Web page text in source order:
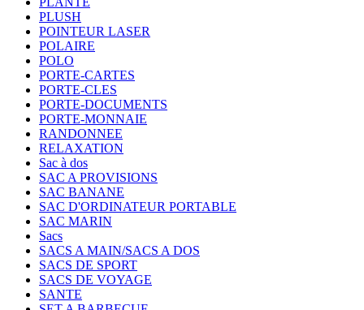
PLUSH
POINTEUR LASER
POLAIRE
POLO
PORTE-CARTES
PORTE-CLES
PORTE-DOCUMENTS
PORTE-MONNAIE
RANDONNEE
RELAXATION
Sac à dos
SAC A PROVISIONS
SAC BANANE
SAC D'ORDINATEUR PORTABLE
SAC MARIN
Sacs
SACS A MAIN/SACS A DOS
SACS DE SPORT
SACS DE VOYAGE
SANTE